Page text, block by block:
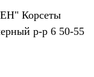
Корсеты
р-р 6 50-55